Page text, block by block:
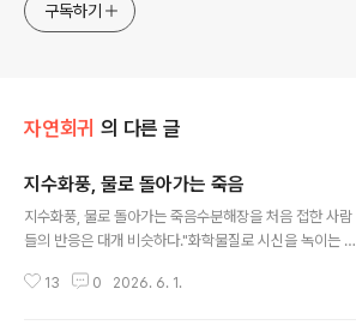
구독하기
자연회귀 의 다른 글
지수화풍, 물로 돌아가는 죽음
지수화풍, 물로 돌아가는 죽음수분해장을 처음 접한 사람
들의 반응은 대개 비슷하다."화학물질로 시신을 녹이는 거
을 가한다. 화학적 과정이 맞다. 그런데 그 반응이 나오는
13 0 2026. 6. 1.